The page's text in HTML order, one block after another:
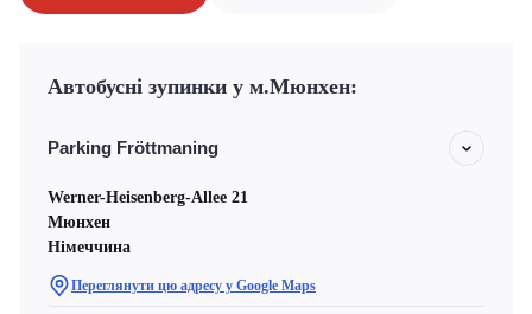
Автобусні зупинки у м.Мюнхен:
Parking Fröttmaning
Werner-Heisenberg-Allee 21
Мюнхен
Німеччина
Переглянути цю адресу у Google Maps